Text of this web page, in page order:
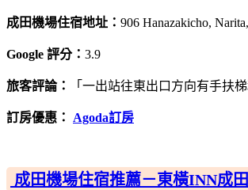
成田機場住宿地址： 906 Hanazakicho,
Google 評分： 3.9
旅客評論： 「一出站往東出口方向有手扶
訂房優惠： Agoda訂房
成田機場住宿推薦－東橫INN成